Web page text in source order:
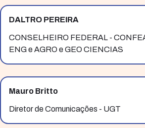
DALTRO PEREIRA
CONSELHEIRO FEDERAL -
ENG e AGRO e GEO CIENCIAS
Mauro Britto
Diretor de Comunicações - UGT